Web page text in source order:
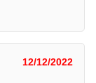
12/12/2022